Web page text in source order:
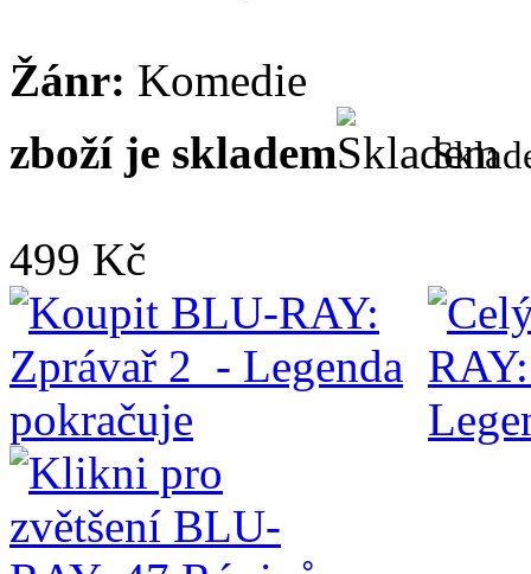
Žánr: Komedie
zboží je skladem
499 Kč